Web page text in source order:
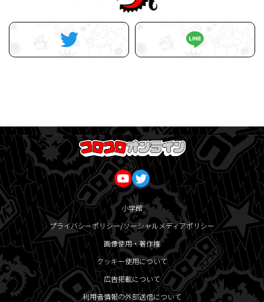
小学館
プライバシーポリシー/ソーシャルメディアポリシー
画像使用・著作権
クッキー使用について
広告掲載について
利用者情報の外部送信について